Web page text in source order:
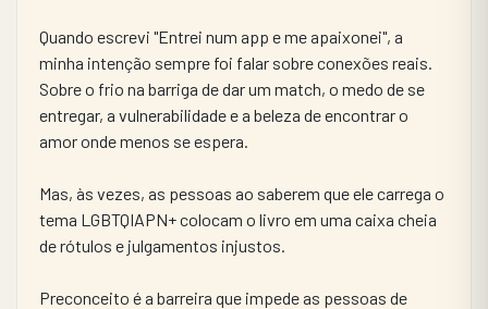
​Quando escrevi "Entrei num app e me apaixonei", a
minha intenção sempre foi falar sobre conexões reais.
Sobre o frio na barriga de dar um match, o medo de se
entregar, a vulnerabilidade e a beleza de encontrar o
amor onde menos se espera.
​Mas, às vezes, as pessoas ao saberem que ele carrega o
tema LGBTQIAPN+ colocam o livro em uma caixa cheia
de rótulos e julgamentos injustos.
​Preconceito é a barreira que impede as pessoas de